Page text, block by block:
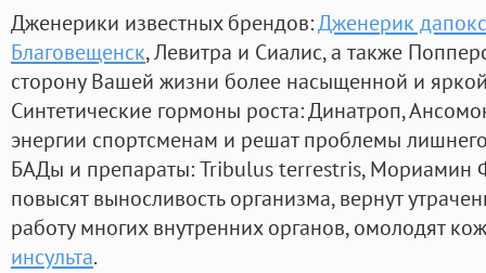
Дженерики известных брендов:Дженерик
Благовещенск, Левитра и Сиалис, а также
сторону Вашей жизни более насыщенной и
Синтетические гормоны роста: Динатроп,
энергии спортсменам и решат проблемы
БАДы и препараты:Tribulus terrestris, Мориамин
повысят выносливость организма, вернут
работу многих внутренних органов, омолодят
инсульта.